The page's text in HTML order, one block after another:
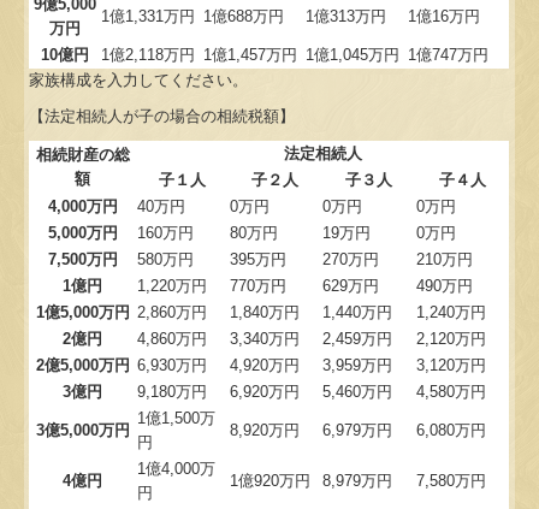
9億5,000
万円
1億1,331万円 1億688万円 1億313万円 1億16万円
10億円 1億2,118万円 1億1,457万円 1億1,045万円
1億747万円
家族構成を入力してください。
【法定相続人が子の場合の相続税額】
相続財産の総
額
法定相続人
子１人
子２人 子３人
子４人
4,000万円
40万円 0万円 0万円
0万円
5,000万円
160万円 80万円 19万円
0万円
7,500万円
580万円 395万円 270万円
210万円
1億円
1,220万円 770万円 629万円
490万円
1億5,000万円 2,860万円 1,840万円 1,440万円
1,240万円
2億円
4,860万円 3,340万円 2,459万円
2,120万円
2億5,000万円 6,930万円 4,920万円 3,959万円
3,120万円
3億円
9,180万円 6,920万円 5,460万円 4,580万円
3億5,000万円
1億1,500万
円
8,920万円 6,979万円 6,080万円
4億円
1億4,000万
円
1億920万円 8,979万円 7,580万円